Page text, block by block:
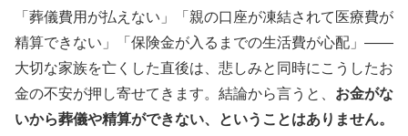
「葬儀費用が払えない」「親の口座が凍結されて医療費が
精算できない」「保険金が入るまでの生活費が心配」——
大切な家族を亡くした直後は、悲しみと同時にこうしたお
金の不安が押し寄せてきます。結論から言うと、 お金がな
いから葬儀や精算ができない、ということはありません。